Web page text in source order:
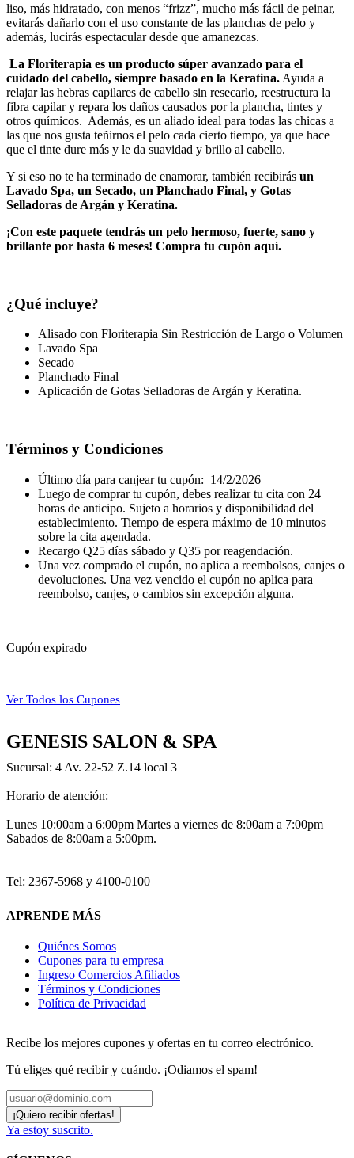
liso, más hidratado, con menos “frizz”, mucho más fácil de peinar,
evitarás dañarlo con el uso constante de las planchas de pelo y
además, lucirás espectacular desde que amanezcas.
La Floriterapia es un producto súper avanzado para el
cuidado del cabello, siempre basado en la Keratina. Ayuda a
relajar las hebras capilares de cabello sin resecarlo, reestructura la
fibra capilar y repara los daños causados por la plancha, tintes y
otros químicos. Además, es un aliado ideal para todas las chicas a
las que nos gusta teñirnos el pelo cada cierto tiempo, ya que hace
que el tinte dure más y le da suavidad y brillo al cabello.
Y si eso no te ha terminado de enamorar, también recibirás un
Lavado Spa, un Secado, un Planchado Final, y Gotas
Selladoras de Argán y Keratina.
¡Con este paquete tendrás un pelo hermoso, fuerte, sano y
brillante por hasta 6 meses! Compra tu cupón aquí.
¿Qué incluye?
Alisado con Floriterapia Sin Restricción de Largo o Volumen
Lavado Spa
Secado
Planchado Final
Aplicación de Gotas Selladoras de Argán y Keratina.
Términos y Condiciones
Último día para canjear tu cupón: 14/2/2026
Luego de comprar tu cupón, debes realizar tu cita con 24
horas de anticipo. Sujeto a horarios y disponibilidad del
establecimiento. Tiempo de espera máximo de 10 minutos
sobre la cita agendada.
Recargo Q25 días sábado y Q35 por reagendación.
Una vez comprado el cupón, no aplica a reembolsos, canjes o
devoluciones. Una vez vencido el cupón no aplica para
reembolso, canjes, o cambios sin excepción alguna.
Cupón expirado
Ver Todos los Cupones
GENESIS SALON & SPA
Sucursal: 4 Av. 22-52 Z.14 local 3
Horario de atención:
Lunes 10:00am a 6:00pm Martes a viernes de 8:00am a 7:00pm
Sabados de 8:00am a 5:00pm.
Tel: 2367-5968 y 4100-0100
APRENDE MÁS
Quiénes Somos
Cupones para tu empresa
Ingreso Comercios Afiliados
Términos y Condiciones
Política de Privacidad
Recibe los mejores cupones y ofertas en tu correo electrónico.
Tú eliges qué recibir y cuándo. ¡Odiamos el spam!
Ya estoy suscrito.